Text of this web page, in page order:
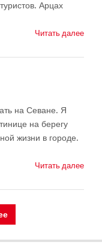
Арцах
Читать далее
на Севане. Я
на берегу
жизни в городе.
Читать далее